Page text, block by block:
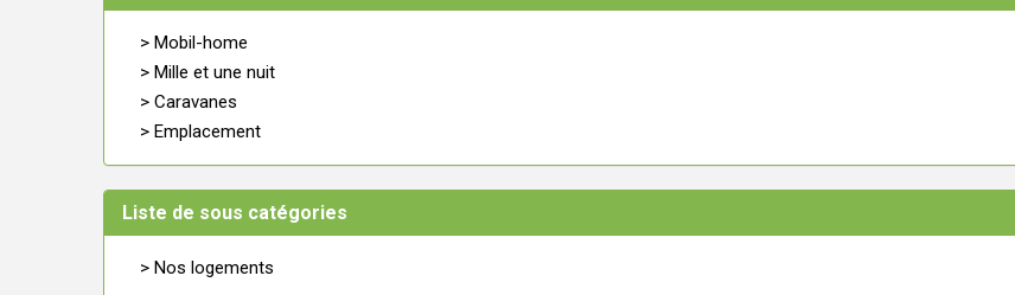
> Mobil-home
> Mille et une nuit
> Caravanes
> Emplacement
Liste de sous catégories
> Nos logements